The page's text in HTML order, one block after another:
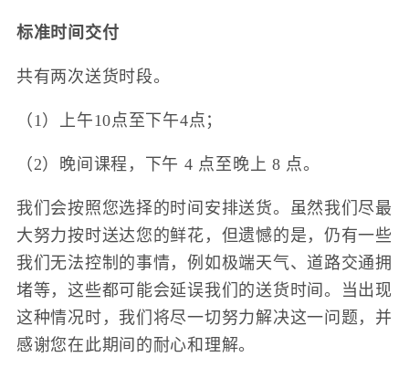
标准时间交付
共有两次送货时段。
（1）上午10点至下午4点；
（2）晚间课程，下午 4 点至晚上 8 点。
我们会按照您选择的时间安排送货。虽然我们尽最
大努力按时送达您的鲜花，但遗憾的是，仍有一些
我们无法控制的事情，例如极端天气、道路交通拥
堵等，这些都可能会延误我们的送货时间。当出现
这种情况时，我们将尽一切努力解决这一问题，并
感谢您在此期间的耐心和理解。